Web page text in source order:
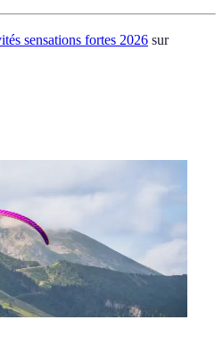
sensations fortes 2026 sur